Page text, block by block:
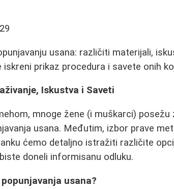
usana: različiti materijali,
prikaz procedura i savete onih
Iskustva i Saveti
mnoge žene (i muškarci)
usana. Međutim, izbor prave
ćemo detaljno istražiti različite
doneli informisanu odluku.
usana?